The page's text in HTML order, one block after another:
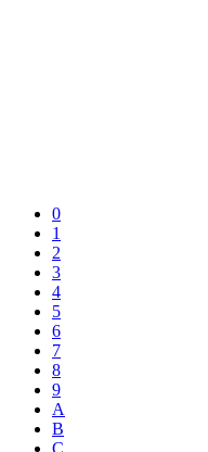
0
1
2
3
4
5
6
7
8
9
A
B
C